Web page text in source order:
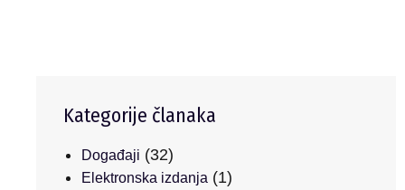
Kategorije članaka
Događaji (32)
Elektronska izdanja (1)